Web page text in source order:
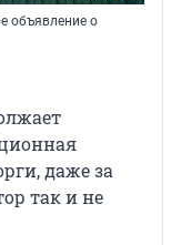
объявление о
даже за
так и не